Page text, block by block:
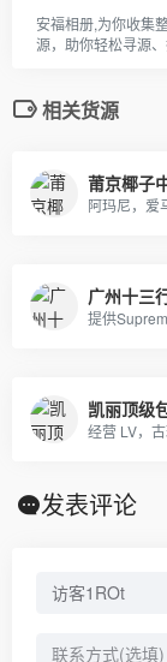
安福相册,为你收集
源，助你轻松寻源、
相关货源
莆京椰子
广州十三
凯丽顶级
发表评论